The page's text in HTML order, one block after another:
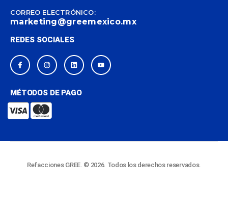
CORREO ELECTRÓNICO:
marketing@greemexico.mx
REDES SOCIALES
MÉTODOS DE PAGO
Refacciones GREE. © 2026. Todos los derechos reservados.